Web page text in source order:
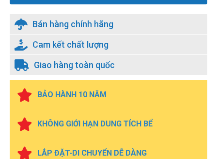
Bán hàng chính hãng
Cam kết chất lượng
Giao hàng toàn quốc
BẢO HÀNH 10 NĂM
KHÔNG GIỚI HẠN DUNG TÍCH BỂ
LẮP ĐẶT-DI CHUYỂN DỄ DÀNG